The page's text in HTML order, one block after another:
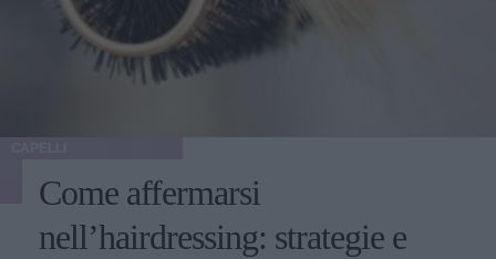
Come affermarsi
nell’hairdressing: strategie e